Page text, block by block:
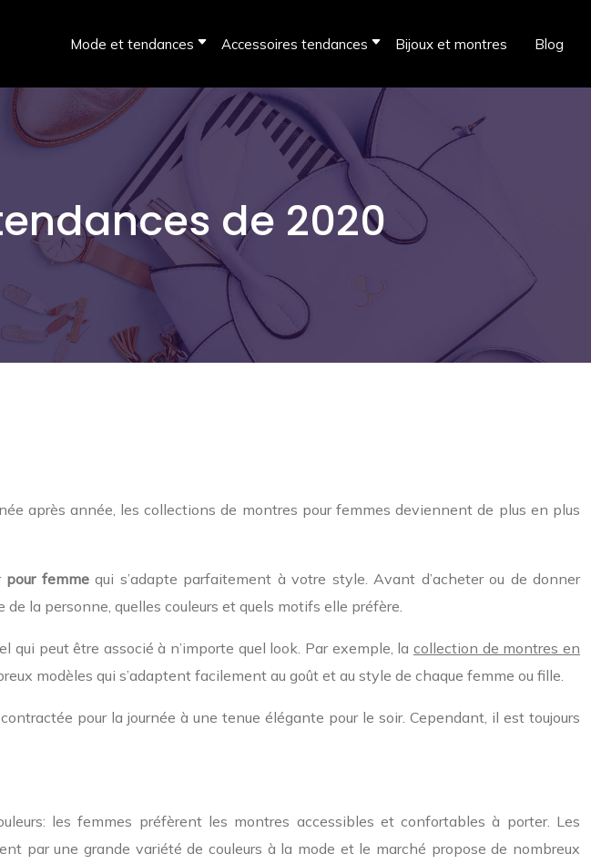
Mode et tendances Accessoires tendances Bijoux et montres Blog
de 2020
après année, les collections de montres pour femmes deviennent de plus en plus
pour femmequi s’adapte parfaitement à votre style. Avant d’acheter ou de donner
la personne, quelles couleurs et quels motifs elle préfère.
qui peut être associé à n’importe quel look. Par exemple, lacollection de montres en
modèles qui s’adaptent facilement au goût et au style de chaque femme ou fille.
pour la journée à une tenue élégante pour le soir. Cependant, il est toujours
les femmes préfèrent les montres accessibles et confortables à porter. Les
par une grande variété de couleurs à la mode et le marché propose de nombreux